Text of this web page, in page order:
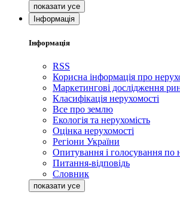
Інформація
Інформація
RSS
Корисна інформація про
Маркетингові дослідження
Класифікація нерухомості
Все про землю
Екологія та нерухомість
Оцінка нерухомості
Регіони України
Опитування і голосування по
Питання-відповідь
Словник